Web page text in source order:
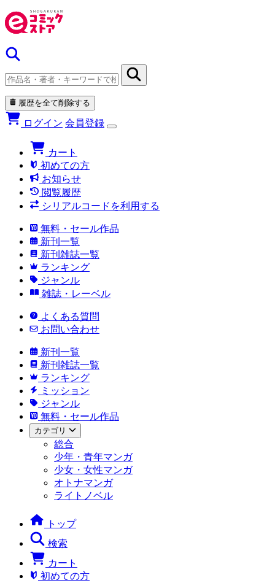
履歴を全て削除する
ログイン 会員登録
カート
初めての方
お知らせ
閲覧履歴
シリアルコードを利用する
無料・セール作品
新刊一覧
新刊雑誌一覧
ランキング
ジャンル
雑誌・レーベル
よくある質問
お問い合わせ
新刊一覧
新刊雑誌一覧
ランキング
ミッション
ジャンル
無料・セール作品
カテゴリ
総合
少年・青年マンガ
少女・女性マンガ
オトナマンガ
ライトノベル
トップ
検索
カート
初めての方